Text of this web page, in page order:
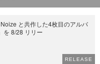
と共作した4枚目のアルバ
を 8/28 リリー
RELEASE